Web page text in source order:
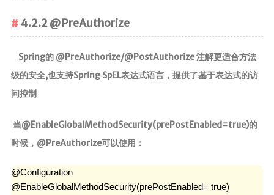
4.2.2 @PreAuthorize
Spring的 @PreAuthorize/@PostAuthorize 注解更适合方法
级的安全,也支持Spring SpEL表达式语言，提供了基于表达式的访
问控制
当@EnableGlobalMethodSecurity(prePostEnabled=true)的
时候，@PreAuthorize可以使用：
@Configuration
@EnableGlobalMethodSecurity(prePostEnabled= true)